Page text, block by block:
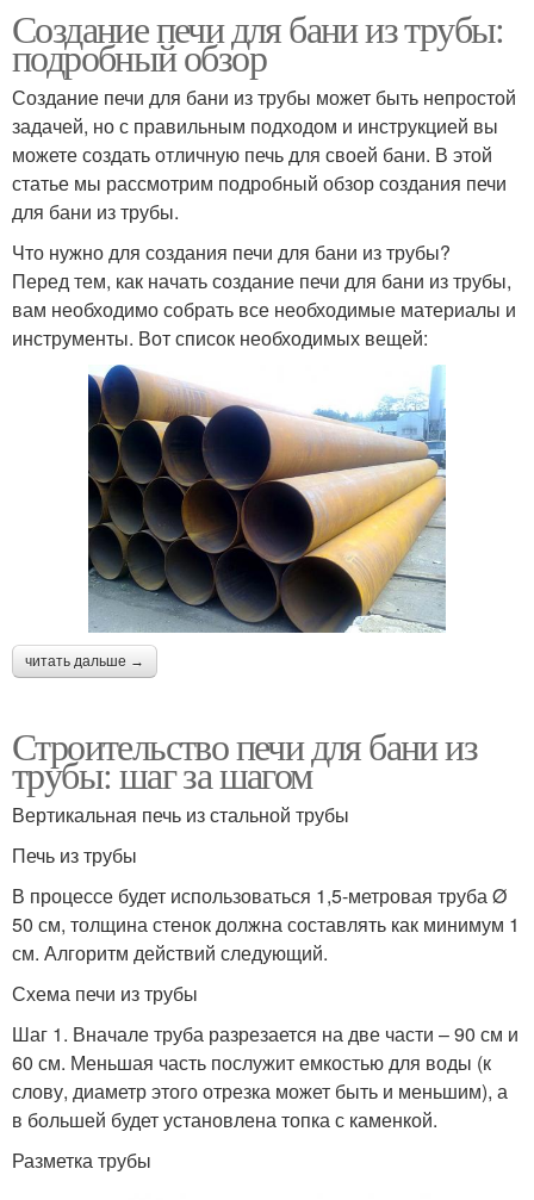
Создание печи для бани из трубы:
подробный обзор
Создание печи для бани из трубы может быть непростой
задачей, но с правильным подходом и инструкцией вы
можете создать отличную печь для своей бани. В этой
статье мы рассмотрим подробный обзор создания печи
для бани из трубы.
Что нужно для создания печи для бани из трубы?
Перед тем, как начать создание печи для бани из трубы,
вам необходимо собрать все необходимые материалы и
инструменты. Вот список необходимых вещей:
читать дальше →
Строительство печи для бани из
трубы: шаг за шагом
Вертикальная печь из стальной трубы
Печь из трубы
В процессе будет использоваться 1,5-метровая труба Ø
50 см, толщина стенок должна составлять как минимум 1
см. Алгоритм действий следующий.
Схема печи из трубы
Шаг 1. Вначале труба разрезается на две части – 90 см и
60 см. Меньшая часть послужит емкостью для воды (к
слову, диаметр этого отрезка может быть и меньшим), а
в большей будет установлена топка с каменкой.
Разметка трубы